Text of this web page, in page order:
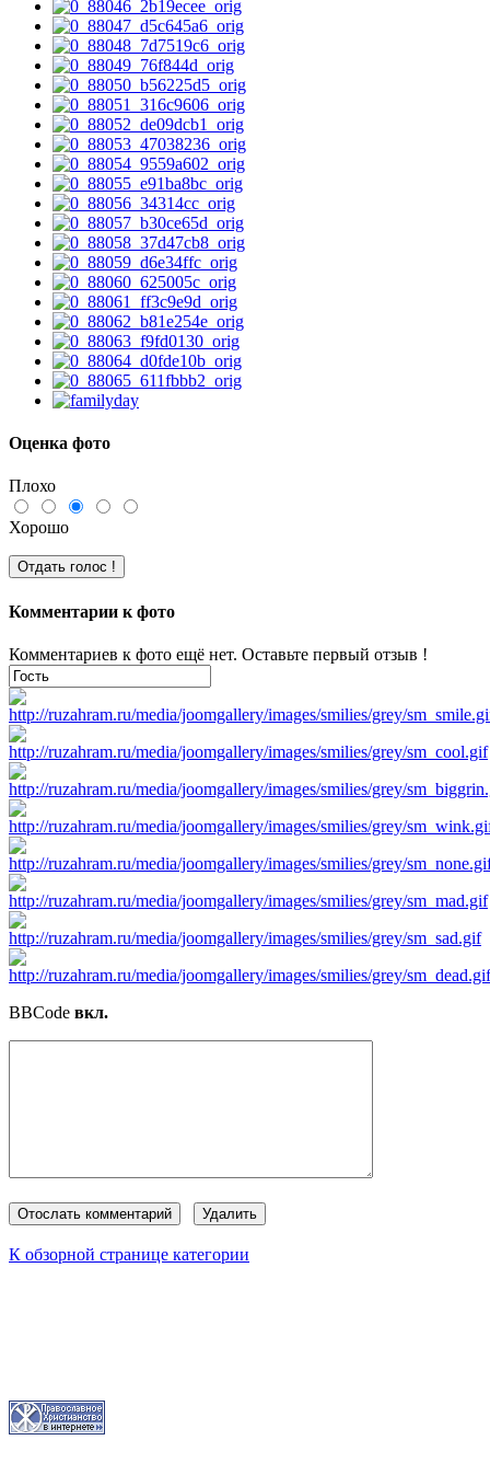
Оценка фото
Плохо
Хорошо
Комментарии к фото
Комментариев к фото ещё нет. Оставьте первый отзыв !
BBCode вкл.
К обзорной странице категории